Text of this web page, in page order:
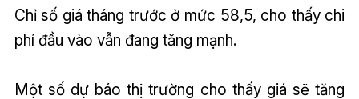
Chỉ số giá tháng trước ở mức 58,5, cho thấy chi
phí đầu vào vẫn đang tăng mạnh.
Một số dự báo thị trường cho thấy giá sẽ tăng